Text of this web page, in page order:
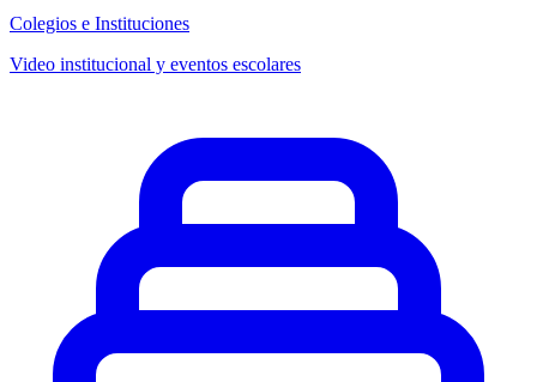
Colegios e Instituciones
Video institucional y eventos escolares